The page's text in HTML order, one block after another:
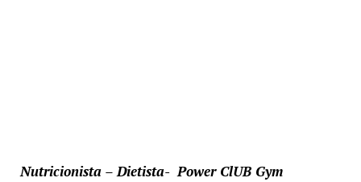
Nutricionista – Dietista- Power ClUB Gym